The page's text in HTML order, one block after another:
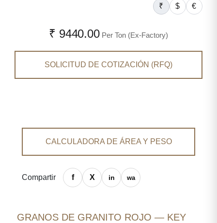
₹ $ €
₹ 9440.00 Per Ton (Ex-Factory)
SOLICITUD DE COTIZACIÓN (RFQ)
CALCULADORA DE ÁREA Y PESO
Compartir
GRANOS DE GRANITO ROJO — KEY